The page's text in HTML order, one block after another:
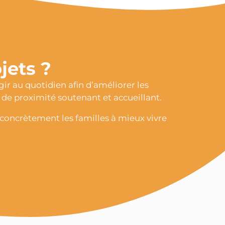
?
au quotidien afin d’améliorer les
proximité soutenant et accueillant.
les familles à mieux vivre